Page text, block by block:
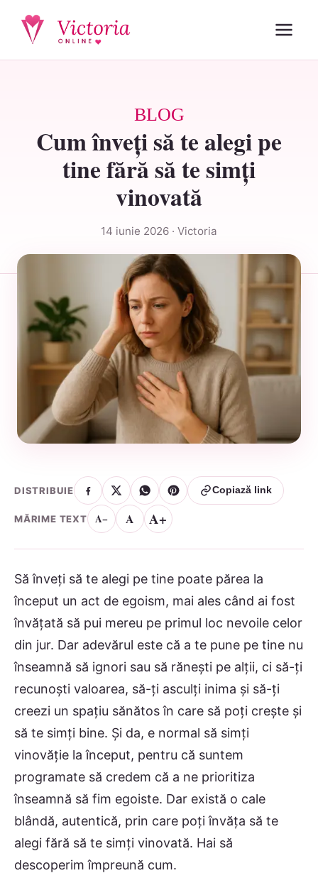
BLOG
Cum înveți să te alegi pe
tine fără să te simți
vinovată
14 iunie 2026 · Victoria
DISTRIBUIE Copiază link
MĂRIME TEXT A− A A+
Să înveți să te alegi pe tine poate părea la
început un act de egoism, mai ales când ai fost
învățată să pui mereu pe primul loc nevoile celor
din jur. Dar adevărul este că a te pune pe tine nu
înseamnă să ignori sau să rănești pe alții, ci să-ți
recunoști valoarea, să-ți asculți inima și să-ți
creezi un spațiu sănătos în care să poți crește și
să te simți bine. Și da, e normal să simți
vinovăție la început, pentru că suntem
programate să credem că a ne prioritiza
înseamnă să fim egoiste. Dar există o cale
blândă, autentică, prin care poți învăța să te
alegi fără să te simți vinovată. Hai să
descoperim împreună cum.